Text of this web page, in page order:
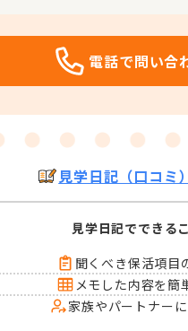
電話で問い合
見学日記（口コミ
見学日記でできる
聞くべき保活項目
メモした内容を簡
家族やパートナー